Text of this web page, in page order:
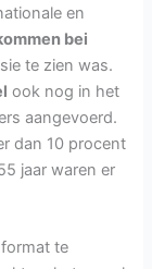
en
bei
te zien was.
ook nog in het
aangevoerd.
dan 10 procent
jaar waren er
te